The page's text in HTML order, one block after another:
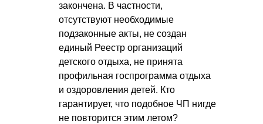
закончена. В частности,
отсутствуют необходимые
подзаконные акты, не создан
единый Реестр организаций
детского отдыха, не принята
профильная госпрограмма отдыха
и оздоровления детей. Кто
гарантирует, что подобное ЧП нигде
не повторится этим летом?